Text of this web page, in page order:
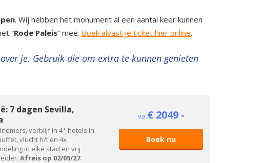
. Wij hebben het monument al een aantal keer kunnen
“Rode Paleis” mee. Boek alvast je ticket hier online.
je. Gebruik die om extra te kunnen genieten
7 dagen Sevilla,
verblijf in 4* hotels in
vlucht h/t en 4x
in elke stad en vrij
Afreis op 02/05/27.
va.€ 2049 -
Boek nu